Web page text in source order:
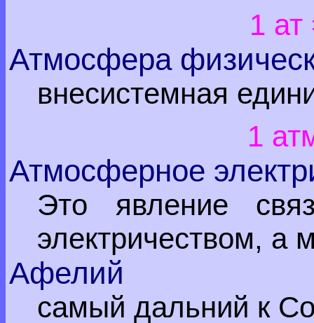
1 ат
Атмосфера
внесистемная
1
Атмосферное
Это явление
электричеством, а
Афелий
самый дальний к